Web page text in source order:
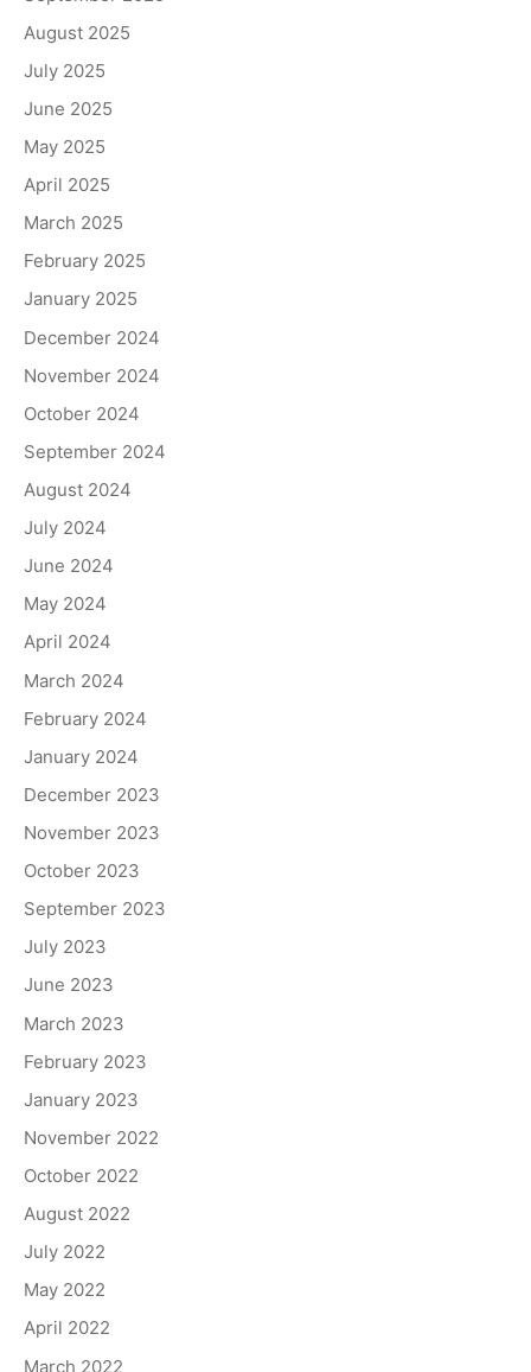
August 2025
July 2025
June 2025
May 2025
April 2025
March 2025
February 2025
January 2025
December 2024
November 2024
October 2024
September 2024
August 2024
July 2024
June 2024
May 2024
April 2024
March 2024
February 2024
January 2024
December 2023
November 2023
October 2023
September 2023
July 2023
June 2023
March 2023
February 2023
January 2023
November 2022
October 2022
August 2022
July 2022
May 2022
April 2022
March 2022